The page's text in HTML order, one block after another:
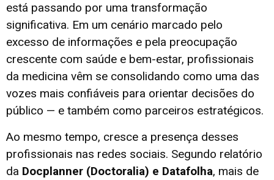
está passando por uma transformação
significativa. Em um cenário marcado pelo
excesso de informações e pela preocupação
crescente com saúde e bem-estar, profissionais
da medicina vêm se consolidando como uma das
vozes mais confiáveis para orientar decisões do
público — e também como parceiros estratégicos.
Ao mesmo tempo, cresce a presença desses
profissionais nas redes sociais. Segundo relatório
da Docplanner (Doctoralia) e Datafolha, mais de